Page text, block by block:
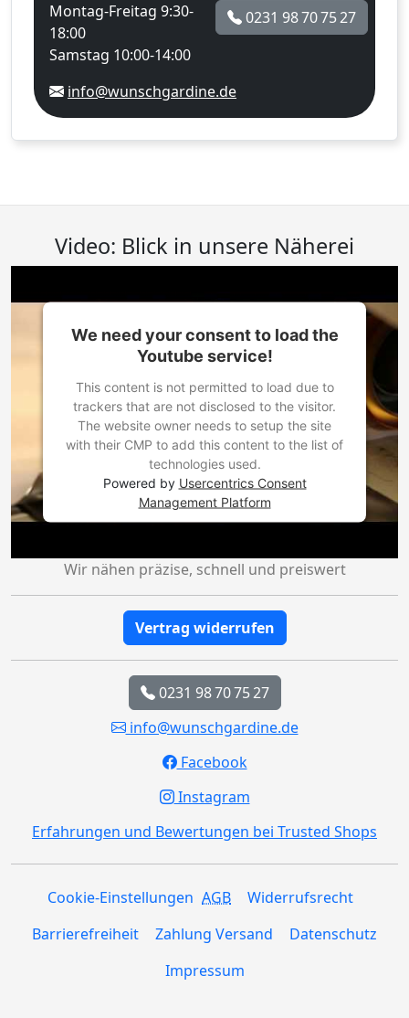
Montag-Freitag 9:30-
18:00
Samstag 10:00-14:00
0231 98 70 75 27
info@wunschgardine.de
Video: Blick in unsere Näherei
We need your consent to load the
Youtube service!
This content is not permitted to load due to
trackers that are not disclosed to the visitor.
The website owner needs to setup the site
with their CMP to add this content to the list of
technologies used.
Powered by Usercentrics Consent
Management Platform
Wir nähen präzise, schnell und preiswert
Vertrag widerrufen
0231 98 70 75 27
info@wunschgardine.de
Facebook
Instagram
Erfahrungen und Bewertungen bei Trusted Shops
Cookie-Einstellungen AGB
Widerrufsrecht
Barrierefreiheit
Zahlung Versand
Datenschutz
Impressum